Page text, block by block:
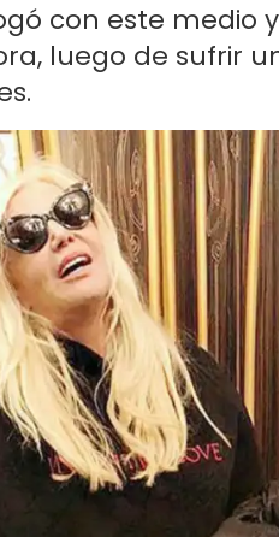
con este medio
luego de sufrir